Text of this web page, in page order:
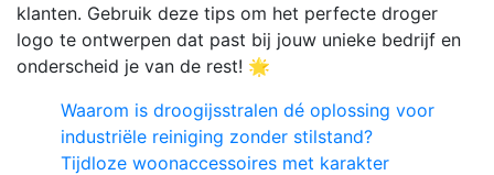
klanten. Gebruik deze tips om het perfecte droger
logo te ontwerpen dat past bij jouw unieke bedrijf en
onderscheid je van de rest! 🌟
Waarom is droogijsstralen dé oplossing voor
industriële reiniging zonder stilstand?
Tijdloze woonaccessoires met karakter